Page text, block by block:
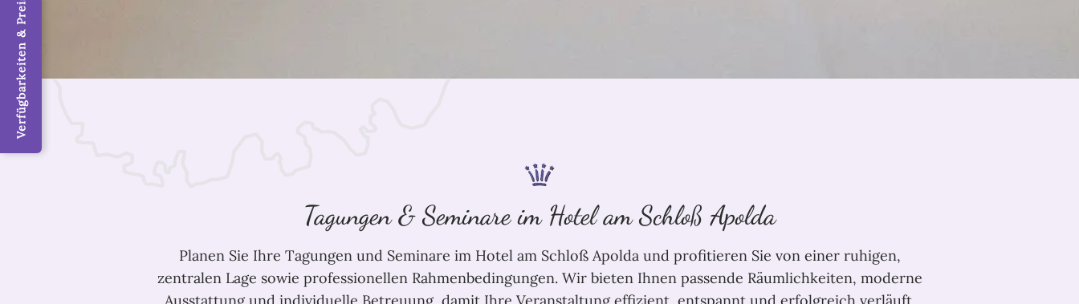
Tagungen & Seminare im Hotel am Schloß Apolda
Planen Sie Ihre Tagungen und Seminare im Hotel am Schloß Apolda und profitieren Sie von einer ruhigen,
zentralen Lage sowie professionellen Rahmenbedingungen. Wir bieten Ihnen passende Räumlichkeiten, moderne